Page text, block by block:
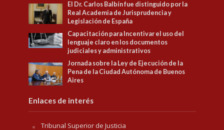
El Dr. Carlos Balbín fue distinguido por la
Real Academia de Jurisprudencia y
Legislación de España
Capacitación para Incentivar el uso del
lenguaje claro en los documentos
judiciales y administrativos
Jornada sobre la Ley de Ejecución de la
Pena de la Ciudad Autónoma de Buenos
Aires
Enlaces de interés
Tribunal Superior de Justicia